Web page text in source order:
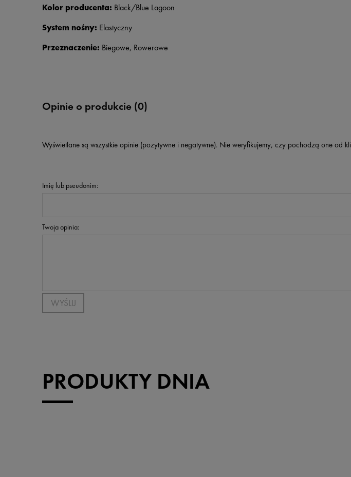
Kolor producenta: Black/Blue Lagoon
System nośny: Elastyczny
Przeznaczenie: Biegowe, Rowerowe
Opinie o produkcie (0)
Wyświetlane są wszystkie opinie (pozytywne i negatywne). Nie weryfikujemy, czy pochodzą one od
Imię lub pseudonim:
Twoja opinia:
WYŚLIJ
PRODUKTY DNIA